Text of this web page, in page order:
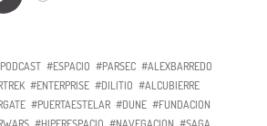
#ESPACIO #PARSEC #ALEXBARREDO
#ENTERPRISE #DILITIO #ALCUBIERRE
#PUERTAESTELAR #DUNE #FUNDACION